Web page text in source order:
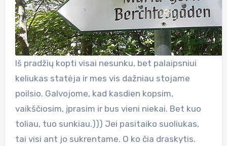
Iš pradžių kopti visai nesunku, bet palaipsniui
keliukas statėja ir mes vis dažniau stojame
poilsio. Galvojome, kad kasdien kopsim,
vaikščiosim, įprasim ir bus vieni niekai. Bet kuo
toliau, tuo sunkiau.))) Jei pasitaiko suoliukas,
tai visi ant jo sukrentame. O ko čia draskytis.